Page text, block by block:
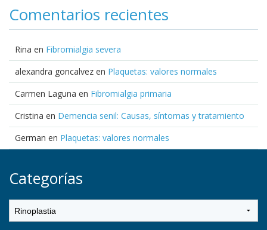
Comentarios recientes
Rina en Fibromialgia severa
alexandra goncalvez en Plaquetas: valores normales
Carmen Laguna en Fibromialgia primaria
Cristina en Demencia senil: Causas, síntomas y tratamiento
German en Plaquetas: valores normales
Categorías